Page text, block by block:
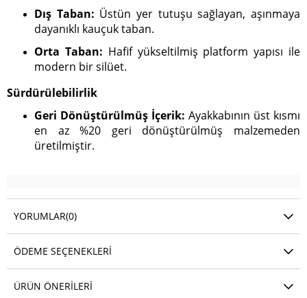
Dış Taban: Üstün yer tutuşu sağlayan, aşınmaya
dayanıklı kauçuk taban.
Orta Taban: Hafif yükseltilmiş platform yapısı ile
modern bir silüet.
Sürdürülebilirlik
Geri Dönüştürülmüş İçerik: Ayakkabının üst kısmı
en az %20 geri dönüştürülmüş malzemeden
üretilmiştir.
YORUMLAR(0)
ÖDEME SEÇENEKLERI
ÜRÜN ÖNERILERI